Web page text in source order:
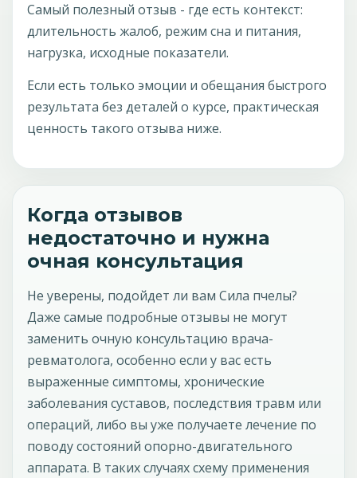
Самый полезный отзыв - где есть контекст:
длительность жалоб, режим сна и питания,
нагрузка, исходные показатели.
Если есть только эмоции и обещания быстрого
результата без деталей о курсе, практическая
ценность такого отзыва ниже.
Когда отзывов
недостаточно и нужна
очная консультация
Не уверены, подойдет ли вам Сила пчелы?
Даже самые подробные отзывы не могут
заменить очную консультацию врача-
ревматолога, особенно если у вас есть
выраженные симптомы, хронические
заболевания суставов, последствия травм или
операций, либо вы уже получаете лечение по
поводу состояний опорно-двигательного
аппарата. В таких случаях схему применения